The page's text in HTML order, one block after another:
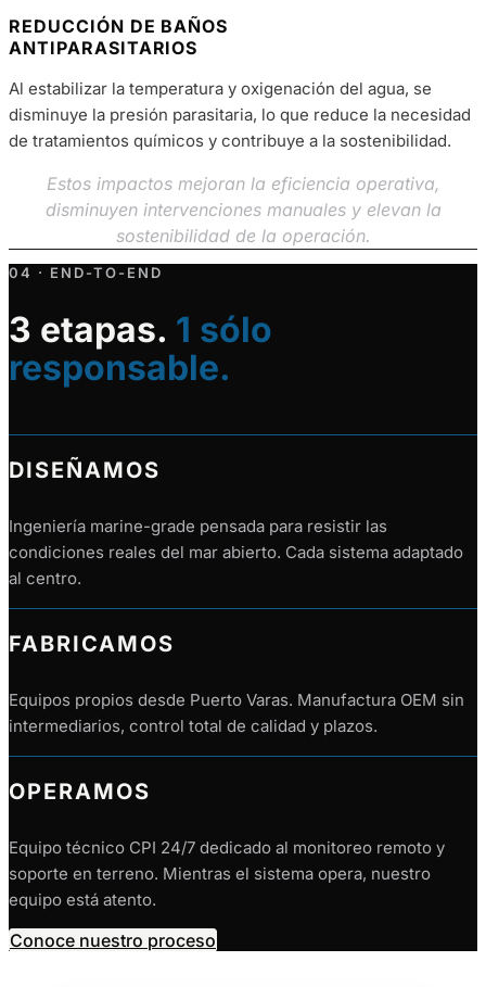
REDUCCIÓN DE BAÑOS
ANTIPARASITARIOS
Al estabilizar la temperatura y oxigenación del agua, se
disminuye la presión parasitaria, lo que reduce la necesidad
de tratamientos químicos y contribuye a la sostenibilidad.
Estos impactos mejoran la eficiencia operativa,
disminuyen intervenciones manuales y elevan la
sostenibilidad de la operación.
04 · END-TO-END
3 etapas. 1 sólo
responsable.
DISEÑAMOS
Ingeniería marine-grade pensada para resistir las
condiciones reales del mar abierto. Cada sistema adaptado
al centro.
FABRICAMOS
Equipos propios desde Puerto Varas. Manufactura OEM sin
intermediarios, control total de calidad y plazos.
OPERAMOS
Equipo técnico CPI 24/7 dedicado al monitoreo remoto y
soporte en terreno. Mientras el sistema opera, nuestro
equipo está atento.
Conoce nuestro proceso